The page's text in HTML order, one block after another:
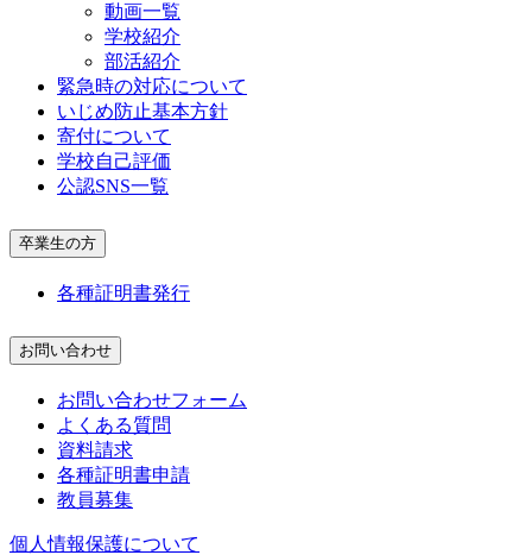
動画一覧
学校紹介
部活紹介
緊急時の対応について
いじめ防止基本方針
寄付について
学校自己評価
公認SNS一覧
卒業生の方
各種証明書発行
お問い合わせ
お問い合わせフォーム
よくある質問
資料請求
各種証明書申請
教員募集
個人情報保護について